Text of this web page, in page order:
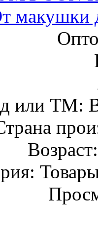
макушки
или ТМ: